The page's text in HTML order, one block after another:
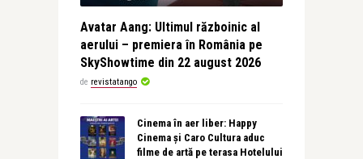
Avatar Aang: Ultimul războinic al
aerului – premiera în România pe
SkyShowtime din 22 august 2026
de revistatango
Cinema în aer liber: Happy
Cinema și Caro Cultura aduc
filme de artă pe terasa Hotelului